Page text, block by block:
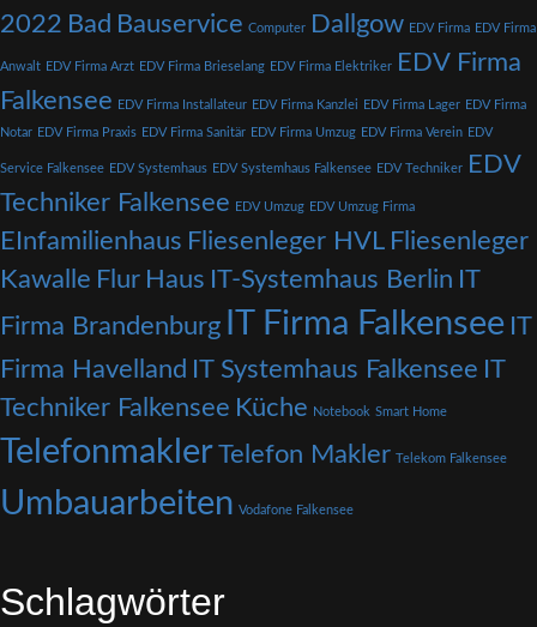
2022 Bad Bauservice Computer Dallgow EDV Firma EDV Firma
Anwalt EDV Firma Arzt EDV Firma Brieselang EDV Firma Elektriker EDV Firma
Falkensee
EDV Firma Installateur EDV Firma Kanzlei EDV Firma Lager EDV Firma
Notar EDV Firma Praxis EDV Firma Sanitär EDV Firma Umzug EDV Firma Verein EDV
Service Falkensee EDV Systemhaus EDV Systemhaus Falkensee EDV Techniker EDV
Techniker Falkensee
EDV Umzug EDV Umzug Firma
EInfamilienhaus Fliesenleger HVL Fliesenleger
Kawalle Flur Haus IT-Systemhaus Berlin IT
Firma Brandenburg IT Firma Falkensee IT
Firma Havelland IT Systemhaus Falkensee IT
Techniker Falkensee Küche Notebook Smart Home
TelefonmaklerTelefon Makler Telekom Falkensee
Umbauarbeiten Vodafone Falkensee
Schlagwörter